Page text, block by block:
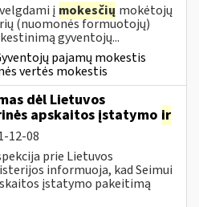
į mokesčių mokėtojų
(nuomonės formuotojų)
gyventojų...
pajamų mokestis
vertės mokestis
dėl Lietuvos
apskaitos įstatymo ir
12-08
prie Lietuvos
informuoja, kad Seimui
įstatymo pakeitimą